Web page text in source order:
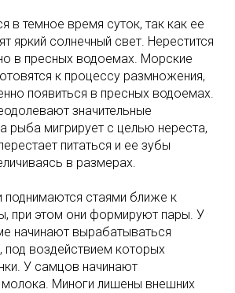
в темное время суток, так как ее
яркий солнечный свет. Нерестится
в пресных водоемах. Морские
к процессу размножения,
появиться в пресных водоемах.
значительные
рыба мигрирует с целью нереста,
питаться и ее зубы
в размерах.
поднимаются стаями ближе к
при этом они формируют пары. У
начинают вырабатываться
воздействием которых
У самцов начинают
Миноги лишены внешних